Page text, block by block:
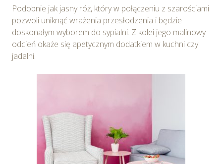
Podobnie jak jasny róż, który w połączeniu z szarościami
pozwoli uniknąć wrażenia przesłodzenia i będzie
doskonałym wyborem do sypialni. Z kolei jego malinowy
odcień okaże się apetycznym dodatkiem w kuchni czy
jadalni.